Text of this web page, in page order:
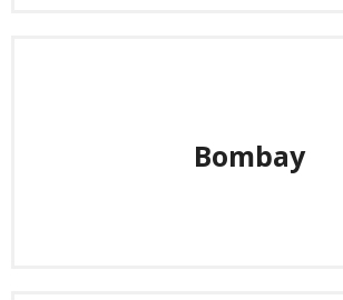
Bombay